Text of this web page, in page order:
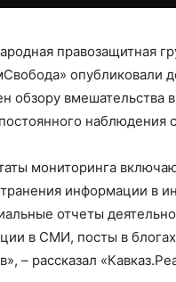
правозащитная
опубликовали
обзору вмешательства
наблюдения
мониторинга
информации в
отчеты
в СМИ, посты в
– рассказал